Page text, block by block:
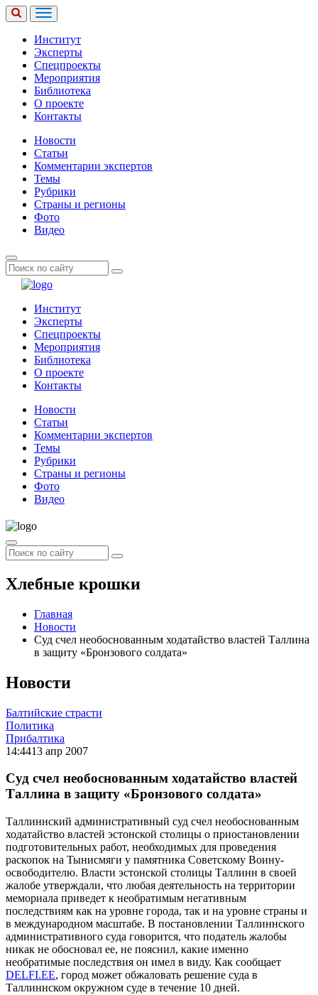
Институт
Эксперты
Спецпроекты
Мероприятия
Библиотека
О проекте
Контакты
Новости
Статьи
Комментарии экспертов
Темы
Рубрики
Страны и регионы
Фото
Видео
Институт
Эксперты
Спецпроекты
Мероприятия
Библиотека
О проекте
Контакты
Новости
Статьи
Комментарии экспертов
Темы
Рубрики
Страны и регионы
Фото
Видео
Хлебные крошки
Главная
Новости
Суд счел необоснованным ходатайство властей Таллина
в защиту «Бронзового солдата»
Новости
Балтийские страсти
Политика
Прибалтика
14:4413 апр 2007
Суд счел необоснованным ходатайство властей
Таллина в защиту «Бронзового солдата»
Таллиннский административный суд счел необоснованным
ходатайство властей эстонской столицы о приостановлении
подготовительных работ, необходимых для проведения
раскопок на Тынисмяги у памятника Советскому Воину-
освободителю. Власти эстонской столицы Таллинн в своей
жалобе утверждали, что любая деятельность на территории
мемориала приведет к необратимым негативным
последствиям как на уровне города, так и на уровне страны и
в международном масштабе. В постановлении Таллиннского
административного суда говорится, что податель жалобы
никак не обосновал ее, не пояснил, какие именно
необратимые последствия он имел в виду. Как сообщает
DELFI.EE, город может обжаловать решение суда в
Таллиннском окружном суде в течение 10 дней.